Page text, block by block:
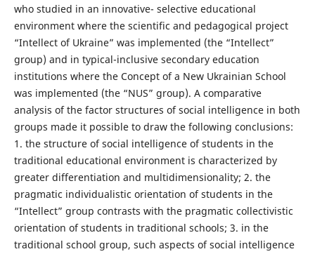
who studied in an innovative- selective educational
environment where the scientific and pedagogical project
“Intellect of Ukraine” was implemented (the “Intellect”
group) and in typical-inclusive secondary education
institutions where the Concept of a New Ukrainian School
was implemented (the “NUS” group). A comparative
analysis of the factor structures of social intelligence in both
groups made it possible to draw the following conclusions:
1. the structure of social intelligence of students in the
traditional educational environment is characterized by
greater differentiation and multidimensionality; 2. the
pragmatic individualistic orientation of students in the
“Intellect” group contrasts with the pragmatic collectivistic
orientation of students in traditional schools; 3. in the
traditional school group, such aspects of social intelligence